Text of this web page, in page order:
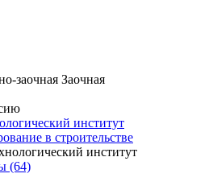
заочная Заочная
институт
в строительстве
(64)